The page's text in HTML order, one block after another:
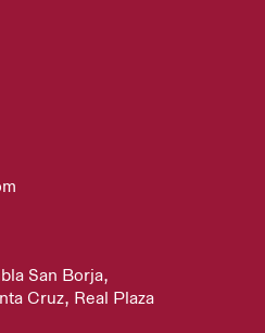
San Borja,
Cruz, Real Plaza